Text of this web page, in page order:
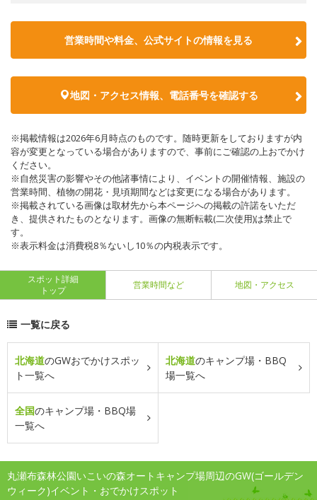
営業時間や料金、公式サイトの情報を見る
地図・アクセス情報、電話番号を確認する
※掲載情報は2026年6月時点のものです。随時更新をしておりますが内
容が変更となっている場合がありますので、事前にご確認の上おでかけ
ください。
※自然災害の影響やその他諸事情により、イベントの開催情報、施設の
営業時間、植物の開花・見頃期間などは変更になる場合があります。
※掲載されている画像は取材先から本ページへの掲載の許諾をいただ
き、提供されたものとなります。画像の無断転載(二次使用)は禁止で
す。
※表示料金は消費税8％ないし10％の内税表示です。
スポット詳細
トップ
営業時間など 地図・アクセス
一覧に戻る
北海道のGWおでかけスポッ
ト一覧へ
北海道のキャンプ場・BBQ
場一覧へ
全国のキャンプ場・BBQ場
一覧へ
丸瀬布森林公園いこいの森オートキャンプ場周辺のGW(ゴールデン
ウィーク)イベント・おでかけスポット